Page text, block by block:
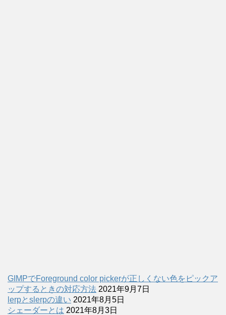
GIMPでForeground color pickerが正しくない色をピックア
ップするときの対応方法 2021年9月7日
lerpとslerpの違い 2021年8月5日
シェーダーとは 2021年8月3日